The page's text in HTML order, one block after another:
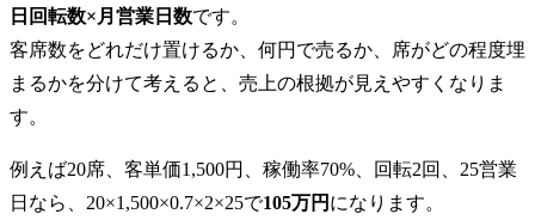
日回転数×月営業日数です。
客席数をどれだけ置けるか、何円で売るか、席がどの程度埋
まるかを分けて考えると、売上の根拠が見えやすくなりま
す。
例えば20席、客単価1,500円、稼働率70%、回転2回、25営業
日なら、20×1,500×0.7×2×25で105万円 になります。